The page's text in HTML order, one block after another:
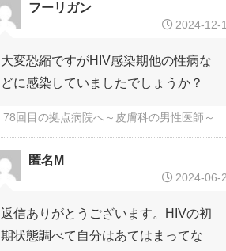
フーリガン
2024-12-
大変恐縮ですがHIV感染期他の性病な
どに感染していましたでしょうか？
78回目の拠点病院へ～皮膚科の男性医師～
匿名M
2024-06-
返信ありがとうございます。HIVの初
期状態調べて自分はあてはまってな